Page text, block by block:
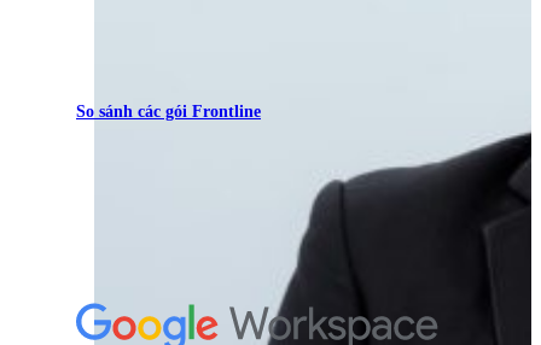
So sánh các gói Frontline